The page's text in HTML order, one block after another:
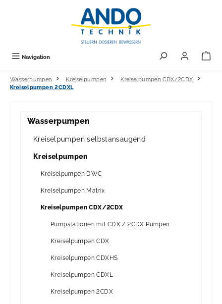
Navigation
Wasserpumpen Kreiselpumpen
Kreiselpumpen CDX/2CDX
Kreiselpumpen 2CDXL
Wasserpumpen
Kreiselpumpen selbstansaugend
Kreiselpumpen
Kreiselpumpen DWC
Kreiselpumpen Matrix
Kreiselpumpen CDX/2CDX
Pumpstationen mit CDX / 2CDX Pumpen
Kreiselpumpen CDX
Kreiselpumpen CDXHS
Kreiselpumpen CDXL
Kreiselpumpen 2CDX